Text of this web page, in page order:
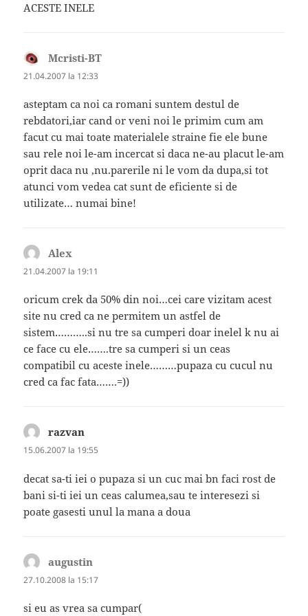
ACESTE INELE
Mcristi-BT
21.04.2007 la 12:33
asteptam ca noi ca romani suntem destul de
rebdatori,iar cand or veni noi le primim cum am
facut cu mai toate materialele straine fie ele bune
sau rele noi le-am incercat si daca ne-au placut le-am
oprit daca nu ,nu.parerile ni le vom da dupa,si tot
atunci vom vedea cat sunt de eficiente si de
utilizate… numai bine!
Alex
21.04.2007 la 19:11
oricum crek da 50% din noi…cei care vizitam acest
site nu cred ca ne permitem un astfel de
sistem………..si nu tre sa cumperi doar inelel k nu ai
ce face cu ele…….tre sa cumperi si un ceas
compatibil cu aceste inele………pupaza cu cucul nu
cred ca fac fata…….=))
razvan
15.06.2007 la 19:55
decat sa-ti iei o pupaza si un cuc mai bn faci rost de
bani si-ti iei un ceas calumea,sau te interesezi si
poate gasesti unul la mana a doua
augustin
27.10.2008 la 15:17
si eu as vrea sa cumpar(